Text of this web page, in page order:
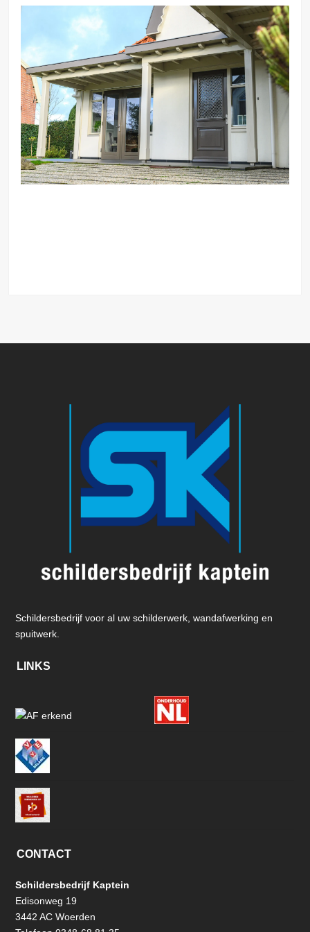
Schildersbedrijf voor al uw schilderwerk, wandafwerking en
spuitwerk.
LINKS
CONTACT
Schildersbedrijf Kaptein
Edisonweg 19
3442 AC Woerden